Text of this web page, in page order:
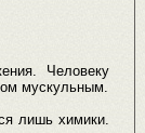
Человеку
мускульным.
лишь химики.